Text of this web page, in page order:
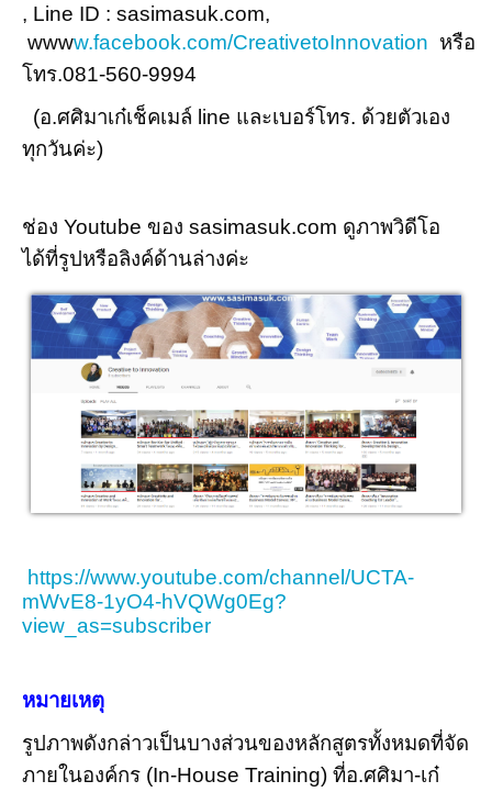
, Line ID : sasimasuk.com,
wwww.facebook.com/CreativetoInnovation หรือ
โทร.081-560-9994
(อ.ศศิมาเก๋เช็คเมล์ line และเบอร์โทร. ด้วยตัวเอง
ทุกวันค่ะ)
ช่อง Youtube ของ sasimasuk.com ดูภาพวิดีโอ
ได้ที่รูปหรือลิงค์ด้านล่างค่ะ
https://www.youtube.com/channel/UCTA-
mWvE8-1yO4-hVQWg0Eg?
view_as=subscriber
หมายเหตุ
รูปภาพดังกล่าวเป็นบางส่วนของหลักสูตรทั้งหมดที่จัด
ภายในองค์กร (In-House Training) ที่อ.ศศิมา-เก๋